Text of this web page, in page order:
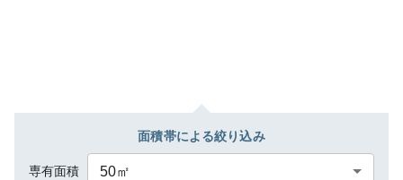
面積帯による絞り込み
専有面積 50㎡